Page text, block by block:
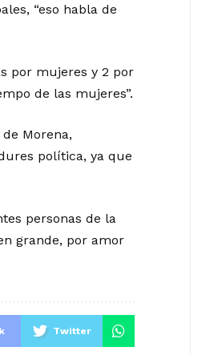
“eso habla de
por mujeres y 2 por
de las mujeres”.
Morena,
política, ya que
personas de la
grande, por amor
Twitter